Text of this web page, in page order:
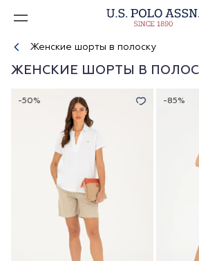
Женские шорты в полоску
ЖЕНСКИЕ ШОРТЫ В
-50% -85%